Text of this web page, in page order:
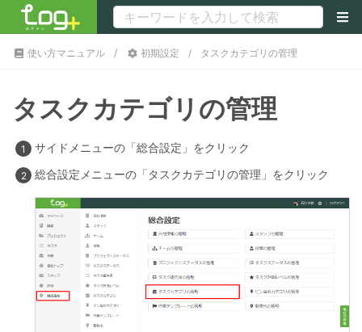
使い方マニュアル 初期設定 タスクカテゴリの管理
タスクカテゴリの管理
サイドメニューの「総合設定」をクリック
総合設定メニューの「タスクカテゴリの管理」をクリック